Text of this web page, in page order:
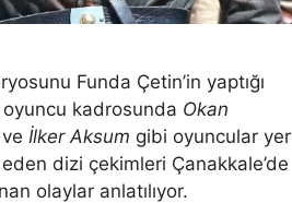
Funda Çetin’in yaptığı
oyuncu kadrosunda Okan
ve İlker Aksum gibi oyuncular yer
dizi çekimleri Çanakkale’de
olaylar anlatılıyor.